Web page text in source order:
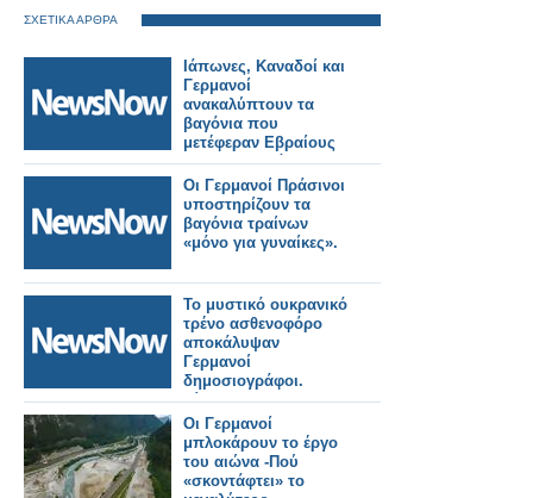
ΣΧΕΤΙΚΑ ΑΡΘΡΑ
Ιάπωνες, Καναδοί και
Γερμανοί
ανακαλύπτουν τα
βαγόνια που
μετέφεραν Εβραίους
στα ναζιστικά
στρατόπεδα
εξόντωσης
Οι Γερμανοί Πράσινοι
υποστηρίζουν τα
βαγόνια τραίνων
«μόνο για γυναίκες».
Το μυστικό ουκρανικό
τρένο ασθενοφόρο
αποκάλυψαν
Γερμανοί
δημοσιογράφοι.
Βίντεο.
Οι Γερμανοί
μπλοκάρουν το έργο
του αιώνα -Πού
«σκοντάφτει» το